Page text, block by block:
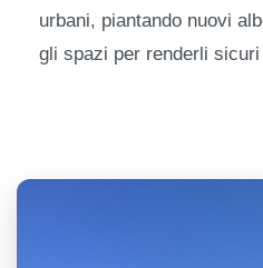
urbani, piantando nuovi
gli spazi per renderli